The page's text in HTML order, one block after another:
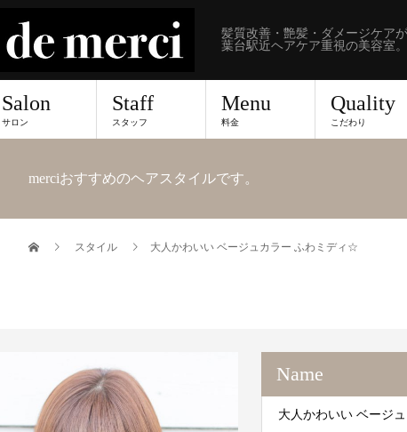
髪質改善・艶髪・ダメージケア
葉台駅近ヘアケア重視の美容室。
Salon
サロン
Staff
スタッフ
Menu
料金
Quality
こだわり
merciおすすめのヘアスタイルです。
スタイル 大人かわいい ベージュカラー ふわミディ☆
Name
大人かわいい ベージ